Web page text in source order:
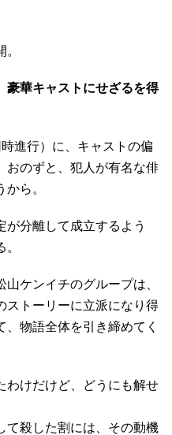
豪華キャストにせざるを得
進行）に、キャストの偏
おのずと、犯人が有名な俳
ら。
が分離して成立するよう
ケンイチのグループは、
ストーリーに立派になり得
物語全体を引き締めてく
わけだけど、どうにも解せ
て殺した割には、その動機